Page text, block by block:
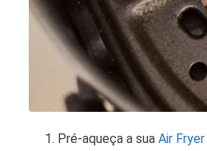
Pré-aqueça a sua Air Fryer